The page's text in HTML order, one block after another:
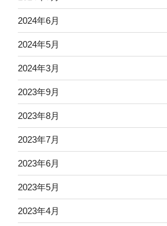
2024年6月
2024年5月
2024年3月
2023年9月
2023年8月
2023年7月
2023年6月
2023年5月
2023年4月